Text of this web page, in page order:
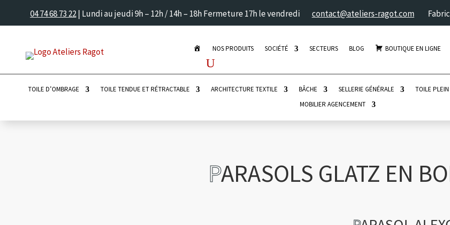
04 74 68 73 22| Lundi au jeudi 9h – 12h / 14h – 18h Fermeture 17h le vendredi contact@ateliers-ragot.com
D
NOS PRODUITS SOCIÉTÉ SECTEURS BLOG BOUTIQUE EN LIGNE
TOILE D’OMBRAGE TOILE TENDUE ET RÉTRACTABLE ARCHITECTURE TEXTILE BÂCHE SELLERIE GÉNÉRALE TOILE PLEIN
MOBILIER AGENCEMENT
PARASOLS GLATZ EN